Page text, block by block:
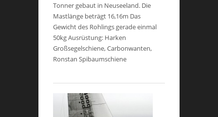
Tonner gebaut in Neuseeland. Die
Mastlänge beträgt 16,16m Das
Gewicht des Rohlings gerade einmal
50kg Ausrüstung: Harken
Großsegelschiene, Carbonwanten,
Ronstan Spibaumschiene